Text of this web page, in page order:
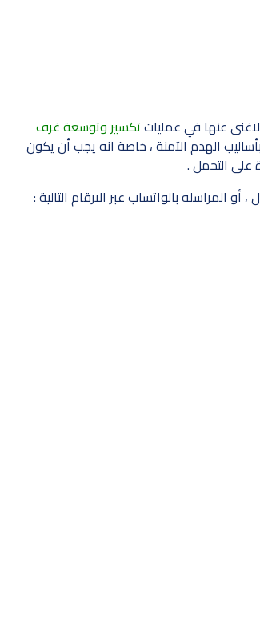
عنها في عملياتتكسير وتوسعة غرف
الهدم الآمنة ، خاصة انه يجب أن يكون
على التحمل .
، أو المراسله بالواتساب عبر الارقام التالية :